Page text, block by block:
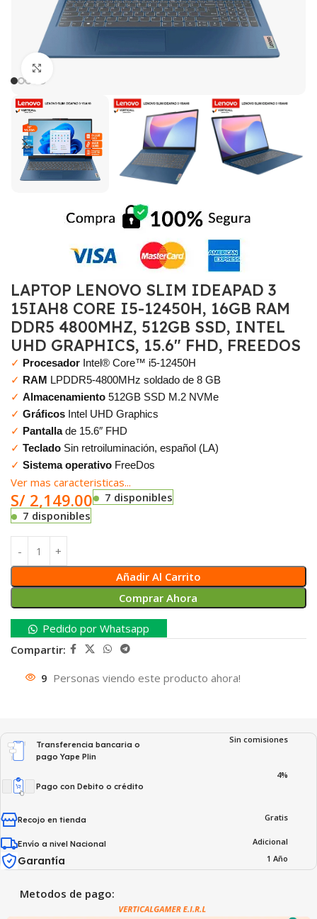
LAPTOP LENOVO SLIM IDEAPAD 3
15IAH8 CORE I5-12450H, 16GB RAM
DDR5 4800MHZ, 512GB SSD, INTEL
UHD GRAPHICS, 15.6″ FHD, FREEDOS
✓ Procesador Intel® Core™ i5-12450H
✓ RAM LPDDR5-4800MHz soldado de 8 GB
✓ Almacenamiento 512GB SSD M.2 NVMe
✓ Gráficos Intel UHD Graphics
✓ Pantallade 15.6″ FHD
✓ Teclado Sin retroiluminación, español (LA)
✓ Sistema operativo FreeDos
Ver mas caracteristicas...
S/ 2,149.00
7 disponibles
7 disponibles
Añadir Al Carrito
Comprar Ahora
Pedido por Whatsapp
Compartir:
9 Personas viendo este producto ahora!
Transferencia bancaria o
pago Yape Plin
Sin comisiones
Pago con Debito o crédito
4%
Recojo en tienda Gratis
Envío a nivel Nacional Adicional
Garantía 1 Año
Metodos de pago: